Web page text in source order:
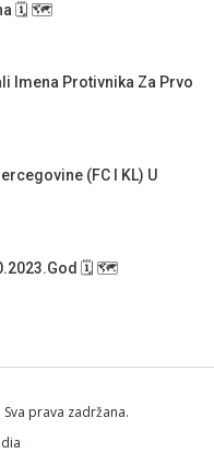
🗓 🗺
Imena Protivnika Za Prvo
(FC I KL) U
🗓 🗺
prava zadržana.